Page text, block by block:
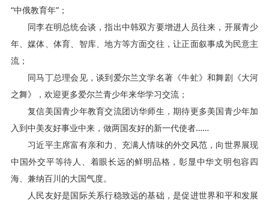
“中俄教育年”；
同李在明总统会谈，指出中韩双方要增进人员往来，开展青少
年、媒体、体育、智库、地方等方面交往，让正面叙事成为民意主
流；
同马丁总理会见，谈到爱尔兰文学名著《牛虻》和舞剧《大河
之舞》，欢迎更多爱尔兰青少年来华学习交流；
复信美国青少年教育交流团访华师生，期待更多美国青少年加
入到中美友好事业中来，做两国友好的新一代使者……
习近平主席富有亲和力、充满人情味的外交风范，向世界展现
中国外交平等待人、着眼长远的鲜明品格，彰显中华文明包容四
海、兼纳百川的大国气度。
人民友好是国际关系行稳致远的基础，是促进世界和平和发展